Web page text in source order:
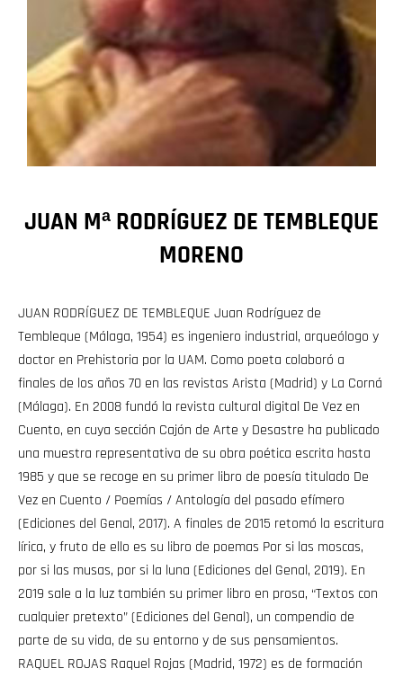
JUAN Mª RODRÍGUEZ DE TEMBLEQUE
MORENO
JUAN RODRÍGUEZ DE TEMBLEQUE Juan Rodríguez de
Tembleque (Málaga, 1954) es ingeniero industrial, arqueólogo y
doctor en Prehistoria por la UAM. Como poeta colaboró a
finales de los años 70 en las revistas Arista (Madrid) y La Corná
(Málaga). En 2008 fundó la revista cultural digital De Vez en
Cuento, en cuya sección Cajón de Arte y Desastre ha publicado
una muestra representativa de su obra poética escrita hasta
1985 y que se recoge en su primer libro de poesía titulado De
Vez en Cuento / Poemías / Antología del pasado efímero
(Ediciones del Genal, 2017). A finales de 2015 retomó la escritura
lírica, y fruto de ello es su libro de poemas Por si las moscas,
por si las musas, por si la luna (Ediciones del Genal, 2019). En
2019 sale a la luz también su primer libro en prosa, “Textos con
cualquier pretexto” (Ediciones del Genal), un compendio de
parte de su vida, de su entorno y de sus pensamientos.
RAQUEL ROJAS Raquel Rojas (Madrid, 1972) es de formación